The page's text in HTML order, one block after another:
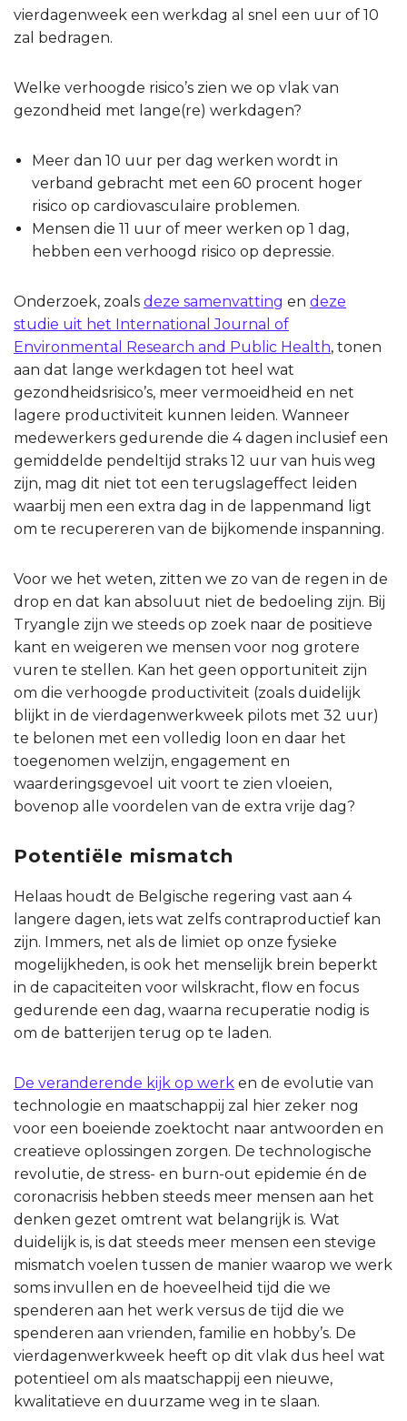
vierdagenweek een werkdag al snel een uur of 10
zal bedragen.
Welke verhoogde risico’s zien we op vlak van
gezondheid met lange(re) werkdagen?
Meer dan 10 uur per dag werken wordt in
verband gebracht met een 60 procent hoger
risico op cardiovasculaire problemen.
Mensen die 11 uur of meer werken op 1 dag,
hebben een verhoogd risico op depressie.
Onderzoek, zoals deze samenvatting en deze
studie uit het International Journal of
Environmental Research and Public Health, tonen
aan dat lange werkdagen tot heel wat
gezondheidsrisico’s, meer vermoeidheid en net
lagere productiviteit kunnen leiden. Wanneer
medewerkers gedurende die 4 dagen inclusief een
gemiddelde pendeltijd straks 12 uur van huis weg
zijn, mag dit niet tot een terugslageffect leiden
waarbij men een extra dag in de lappenmand ligt
om te recupereren van de bijkomende inspanning.
Voor we het weten, zitten we zo van de regen in de
drop en dat kan absoluut niet de bedoeling zijn. Bij
Tryangle zijn we steeds op zoek naar de positieve
kant en weigeren we mensen voor nog grotere
vuren te stellen. Kan het geen opportuniteit zijn
om die verhoogde productiviteit (zoals duidelijk
blijkt in de vierdagenwerkweek pilots met 32 uur)
te belonen met een volledig loon en daar het
toegenomen welzijn, engagement en
waarderingsgevoel uit voort te zien vloeien,
bovenop alle voordelen van de extra vrije dag?
Potentiële mismatch
Helaas houdt de Belgische regering vast aan 4
langere dagen, iets wat zelfs contraproductief kan
zijn. Immers, net als de limiet op onze fysieke
mogelijkheden, is ook het menselijk brein beperkt
in de capaciteiten voor wilskracht, flow en focus
gedurende een dag, waarna recuperatie nodig is
om de batterijen terug op te laden.
De veranderende kijk op werk en de evolutie van
technologie en maatschappij zal hier zeker nog
voor een boeiende zoektocht naar antwoorden en
creatieve oplossingen zorgen. De technologische
revolutie, de stress- en burn-out epidemie én de
coronacrisis hebben steeds meer mensen aan het
denken gezet omtrent wat belangrijk is. Wat
duidelijk is, is dat steeds meer mensen een stevige
mismatch voelen tussen de manier waarop we werk
soms invullen en de hoeveelheid tijd die we
spenderen aan het werk versus de tijd die we
spenderen aan vrienden, familie en hobby’s. De
vierdagenwerkweek heeft op dit vlak dus heel wat
potentieel om als maatschappij een nieuwe,
kwalitatieve en duurzame weg in te slaan.